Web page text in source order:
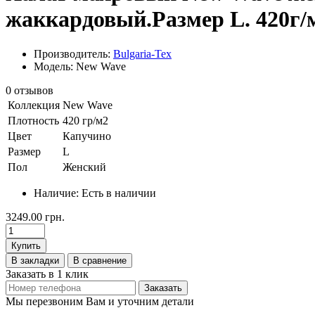
жаккардовый.Размер L. 420г/
Производитель: Bulgaria-Tex
Модель: New Wave
0 отзывов
Коллекция New Wave
Плотность 420 гр/м2
Цвет
Капучино
Размер
L
Пол
Женский
Наличие: Есть в наличии
3249.00 грн.
Купить
В закладки
В сравнение
Заказать в 1 клик
Заказать
Мы перезвоним Вам и уточним детали